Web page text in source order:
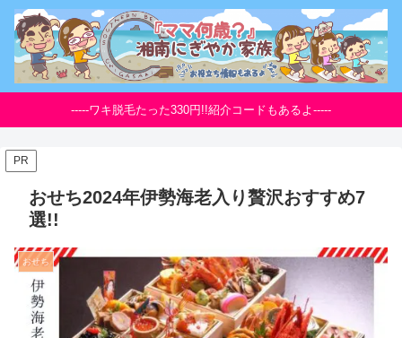
-----ワキ脱毛たった330円!!紹介コードもあるよ-----
PR
おせち2024年伊勢海老入り贅沢おすすめ7
選!!
おせち